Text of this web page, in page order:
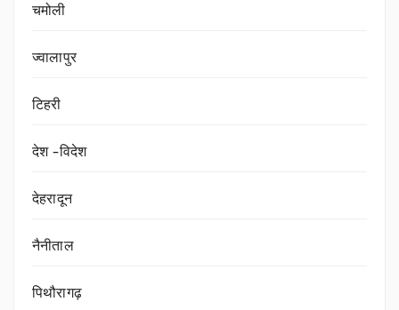
चमोली
ज्वालापुर
टिहरी
देश -विदेश
देहरादून
नैनीताल
पिथौरागढ़